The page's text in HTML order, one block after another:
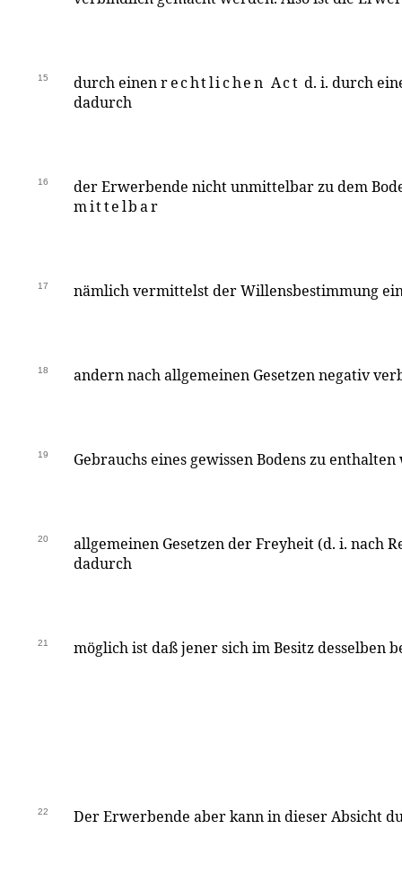
15 durch einenrechtlichen Act d. i. durch
dadurch
16
der Erwerbende nicht unmittelbar zu dem
mittelbar
17 nämlich vermittelst der Willensbestimmung
18 andern nach allgemeinen Gesetzen negativ
19 Gebrauchs eines gewissen Bodens zu
20
allgemeinen Gesetzen der Freyheit (d. i. nach
dadurch
21 möglich ist daß jener sich im Besitz desselben
22 Der Erwerbende aber kann in dieser Absicht